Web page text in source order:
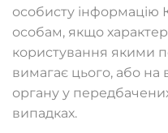
особисту інформацію
особам, якщо характер
користування якими
вимагає цього, або
органу у
випадках.